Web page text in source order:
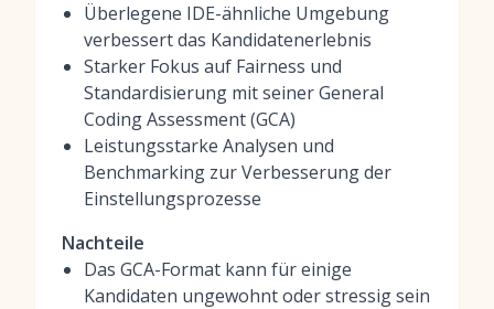
Überlegene IDE-ähnliche Umgebung
verbessert das Kandidatenerlebnis
Starker Fokus auf Fairness und
Standardisierung mit seiner General
Coding Assessment (GCA)
Leistungsstarke Analysen und
Benchmarking zur Verbesserung der
Einstellungsprozesse
Nachteile
Das GCA-Format kann für einige
Kandidaten ungewohnt oder stressig sein